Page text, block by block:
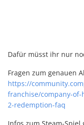
Dafür müsst ihr nur
Fragen zum genauen
https://
franchise/company-of-
2-redemption-faq